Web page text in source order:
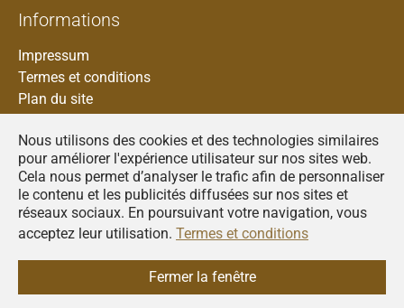
Nous utilisons des cookies et des technologies similaires
pour améliorer l'expérience utilisateur sur nos sites web.
Cela nous permet d’analyser le trafic afin de personnaliser
le contenu et les publicités diffusées sur nos sites et
réseaux sociaux. En poursuivant votre navigation, vous
acceptez leur utilisation. Termes et conditions
Fermer la fenêtre
Informations
Impressum
Termes et conditions
Plan du site
Francais
Deutsch
Italiano